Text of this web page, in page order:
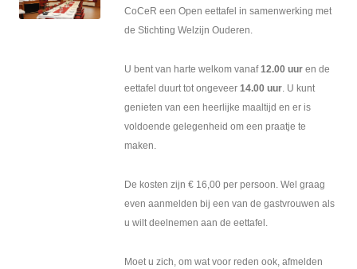
CoCeR een Open eettafel in samenwerking met
de Stichting Welzijn Ouderen.
U bent van harte welkom vanaf12.00 uur en de
eettafel duurt tot ongeveer 14.00 uur. U kunt
genieten van een heerlijke maaltijd en er is
voldoende gelegenheid om een praatje te
maken.
De kosten zijn € 16,00 per persoon. Wel graag
even aanmelden bij een van de gastvrouwen als
u wilt deelnemen aan de eettafel.
Moet u zich, om wat voor reden ook, afmelden